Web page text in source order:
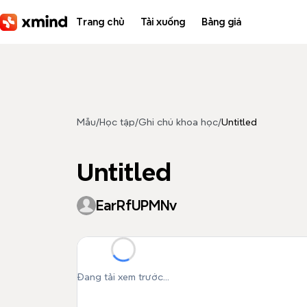
Trang chủ Tải xuống Bảng giá
Mẫu/Học tập/Ghi chú khoa học/Untitled
Untitled
EarRfUPMNv
Đang tải xem trước...